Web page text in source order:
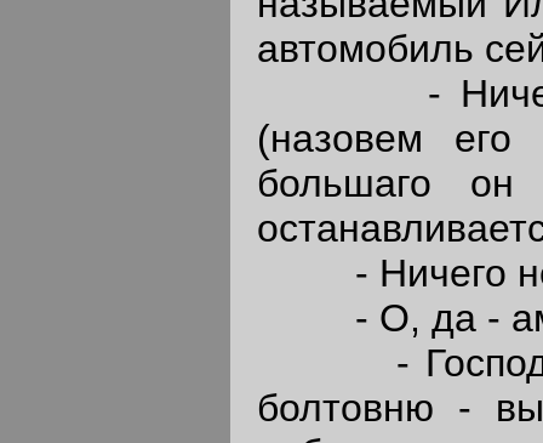
автомобиль
- Ничего
(назовем
большаго
- Ничего не
- О, да -
- Господа, -
болтовню -